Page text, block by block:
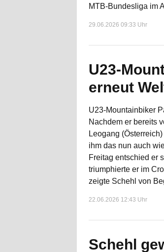
MTB-Bundesliga im
29.06.2026 09:33 Uhr
U23-
erneut
U23-Mountainbiker
Nachdem er bereits
Leogang
ihm das nun auch
Freitag entschied er
triumphierte er im
zeigte Schehl von
22.06.2026 12:43 Uhr
Schehl